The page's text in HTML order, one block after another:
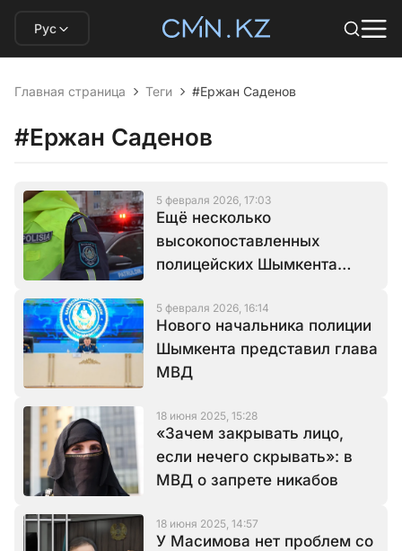
Рус
Главная страница Теги #Ержан Саденов
#Ержан Саденов
5 февраля 2026, 17:03
Ещё несколько
высокопоставленных
полицейских Шымкента
5 февраля 2026, 16:14
Нового начальника полиции
Шымкента представил глава
МВД
18 июня 2025, 15:28
«Зачем закрывать лицо,
если нечего скрывать»: в
МВД о запрете никабов
18 июня 2025, 14:57
У Масимова нет проблем со